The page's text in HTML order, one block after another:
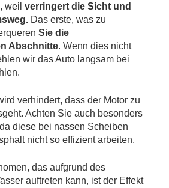
weil verringert die Sicht und
Das erste, was zu
Sie die
Abschnitte. Wenn dies nicht
wir das Auto langsam bei
verhindert, dass der Motor zu
Achten Sie auch besonders
diese bei nassen Scheiben
nicht so effizient arbeiten.
das aufgrund des
auftreten kann, ist der Effekt